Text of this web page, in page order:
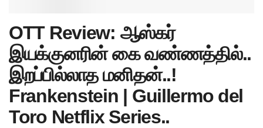
OTT Review: ஆஸ்கர்
இயக்குனரின் கை வண்ணத்தில்..
இறப்பில்லாத மனிதன்..!
Frankenstein | Guillermo del
Toro Netflix Series..